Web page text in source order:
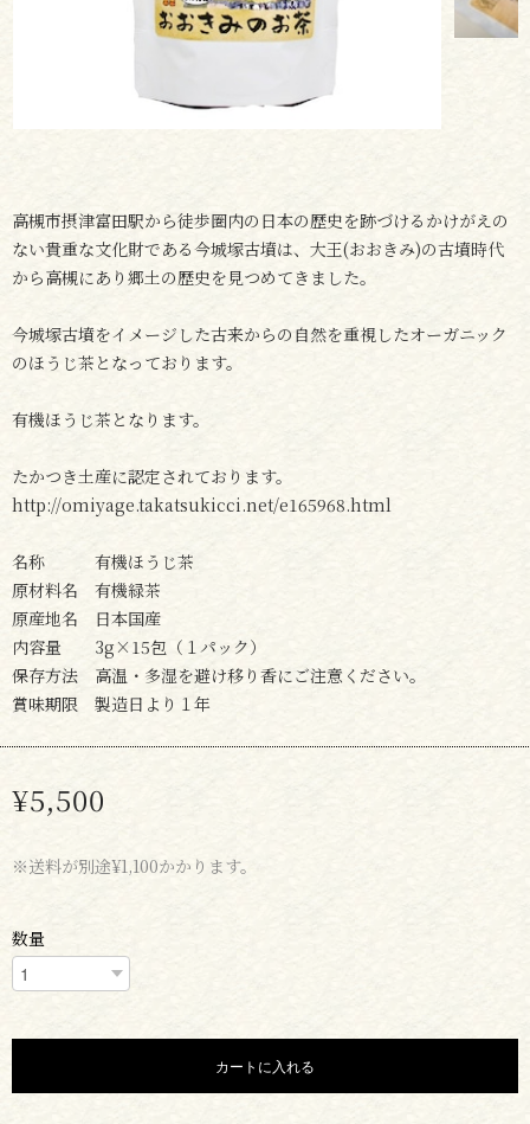
高槻市摂津富田駅から徒歩圏内の日本の歴史を跡づけるかけがえの
ない貴重な文化財である今城塚古墳は、大王(おおきみ)の古墳時代
から高槻にあり郷土の歴史を見つめてきました。
今城塚古墳をイメージした古来からの自然を重視したオーガニック
のほうじ茶となっております。
有機ほうじ茶となります。
たかつき土産に認定されております。
http://omiyage.takatsukicci.net/e165968.html
名称 有機ほうじ茶
原材料名 有機緑茶
原産地名 日本国産
内容量 3g×15包（１パック）
保存方法 高温・多湿を避け移り香にご注意ください。
賞味期限 製造日より１年
¥5,500
※送料が別途¥1,100かかります。
数量
カートに入れる